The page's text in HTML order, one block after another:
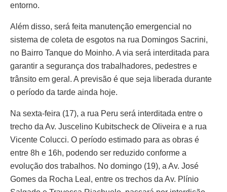
entorno.
Além disso, será feita manutenção emergencial no
sistema de coleta de esgotos na rua Domingos Sacrini,
no Bairro Tanque do Moinho. A via será interditada para
garantir a segurança dos trabalhadores, pedestres e
trânsito em geral. A previsão é que seja liberada durante
o período da tarde ainda hoje.
Na sexta-feira (17), a rua Peru será interditada entre o
trecho da Av. Juscelino Kubitscheck de Oliveira e a rua
Vicente Colucci. O período estimado para as obras é
entre 8h e 16h, podendo ser reduzido conforme a
evolução dos trabalhos. No domingo (19), a Av. José
Gomes da Rocha Leal, entre os trechos da Av. Plínio